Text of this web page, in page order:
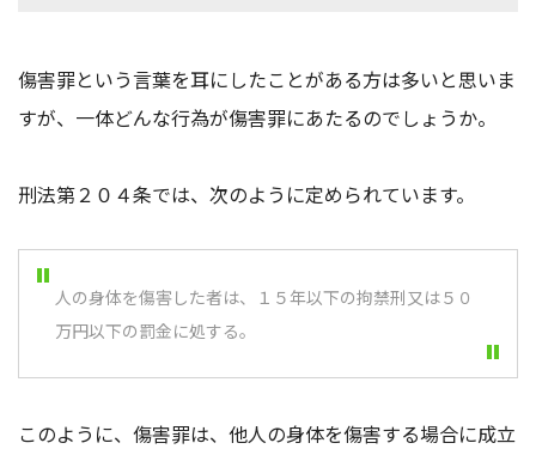
傷害罪という言葉を耳にしたことがある方は多いと思いま
すが、一体どんな行為が傷害罪にあたるのでしょうか。
刑法第２０４条では、次のように定められています。
人の身体を傷害した者は、１５年以下の拘禁刑又は５０
万円以下の罰金に処する。
このように、傷害罪は、他人の身体を傷害する場合に成立